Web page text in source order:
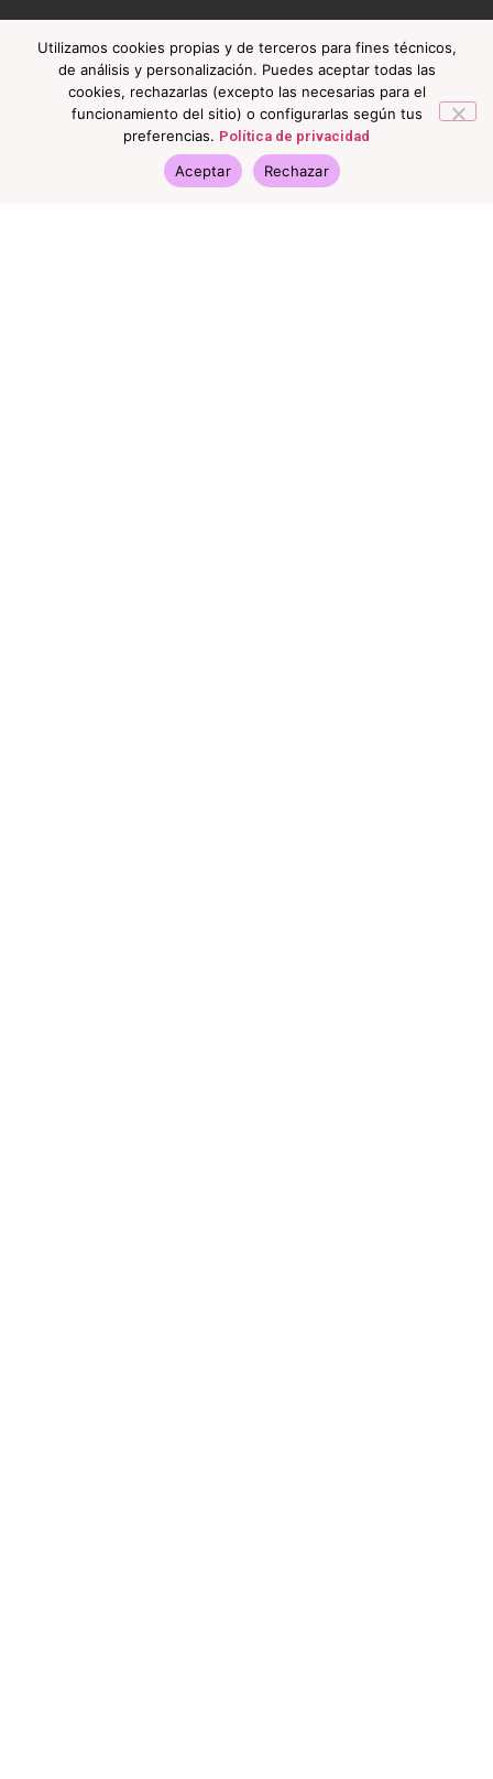
Utilizamos cookies propias y de terceros para fines técnicos,
de análisis y personalización. Puedes aceptar todas las
cookies, rechazarlas (excepto las necesarias para el
funcionamiento del sitio) o configurarlas según tus
preferencias. Política de privacidad
Aceptar Rechazar